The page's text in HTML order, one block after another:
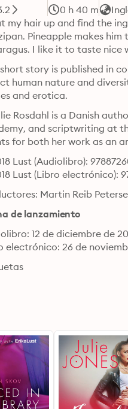
0 h 40 m
my hair up and find the
Pineapple makes
I like it to taste nice
short story is published in
human nature and
and erotica.
Rosdahl is a Danish
and scriptwriting at
for both her work as an
Lust (Audiolibro):
Lust (Libro electrónico):
Martin Reib
de lanzamiento
12 de diciembre de
electrónico: 26 de